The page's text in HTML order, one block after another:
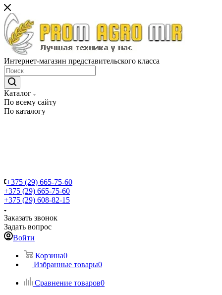
Интернет-магазин представительского класса
Каталог
По всему сайту
По каталогу
+375 (29) 665-75-60
+375 (29) 665-75-60
+375 (29) 608-82-15
Заказать звонок
Задать вопрос
Войти
Корзина0
Избранные товары0
Сравнение товаров0